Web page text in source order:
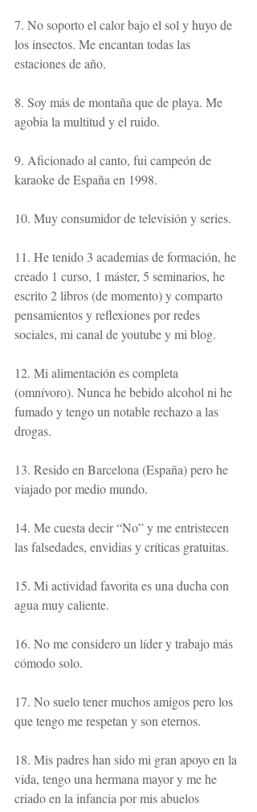
7. No soporto el calor bajo el sol y huyo de
los insectos. Me encantan todas las
estaciones de año.
8. Soy más de montaña que de playa. Me
agobia la multitud y el ruido.
9. Aficionado al canto, fui campeón de
karaoke de España en 1998.
10. Muy consumidor de televisión y series.
11. He tenido 3 academias de formación, he
creado 1 curso, 1 máster, 5 seminarios, he
escrito 2 libros (de momento) y comparto
pensamientos y reflexiones por redes
sociales, mi canal de youtube y mi blog.
12. Mi alimentación es completa
(omnívoro). Nunca he bebido alcohol ni he
fumado y tengo un notable rechazo a las
drogas.
13. Resido en Barcelona (España) pero he
viajado por medio mundo.
14. Me cuesta decir “No” y me entristecen
las falsedades, envidias y críticas gratuitas.
15. Mi actividad favorita es una ducha con
agua muy caliente.
16. No me considero un líder y trabajo más
cómodo solo.
17. No suelo tener muchos amigos pero los
que tengo me respetan y son eternos.
18. Mis padres han sido mi gran apoyo en la
vida, tengo una hermana mayor y me he
criado en la infancia por mis abuelos